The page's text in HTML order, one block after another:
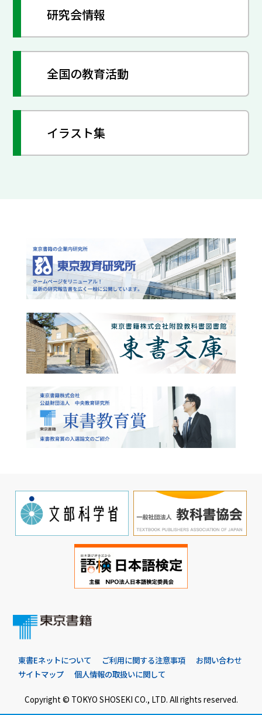
研究会情報
全国の教育活動
イラスト集
東書Eネットについて ご利用に関する注意事項
お問い合わせ
サイトマップ
個人情報の取扱いに関して
Copyright © TOKYO SHOSEKI CO., LTD. All rights reserved.